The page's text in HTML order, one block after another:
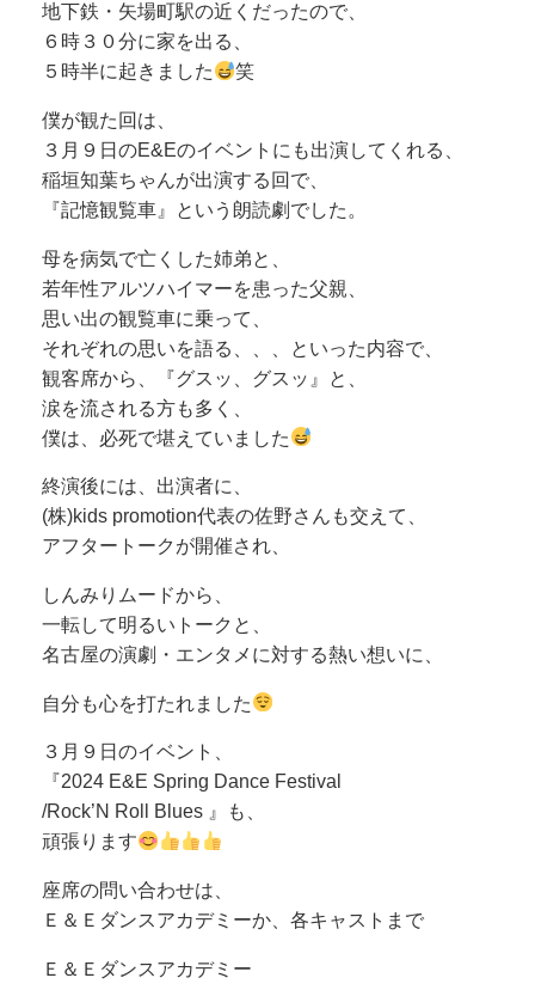
地下鉄・矢場町駅の近くだったので、
６時３０分に家を出る、
５時半に起きました
笑
僕が観た回は、
３月９日のE&Eのイベントにも出演してくれる、
稲垣知葉ちゃんが出演する回で、
『記憶観覧車』という朗読劇でした。
母を病気で亡くした姉弟と、
若年性アルツハイマーを患った父親、
思い出の観覧車に乗って、
それぞれの思いを語る、、、といった内容で、
観客席から、『グスッ、グスッ』と、
涙を流される方も多く、
僕は、必死で堪えていました
終演後には、出演者に、
(株)kids promotion代表の佐野さんも交えて、
アフタートークが開催され、
しんみりムードから、
一転して明るいトークと、
名古屋の演劇・エンタメに対する熱い想いに、
自分も心を打たれました
３月９日のイベント、
『2024 E&E Spring Dance Festival
/Rock’N Roll Blues 』も、
頑張ります
座席の問い合わせは、
Ｅ＆Ｅダンスアカデミーか、各キャストまで
Ｅ＆Ｅダンスアカデミー